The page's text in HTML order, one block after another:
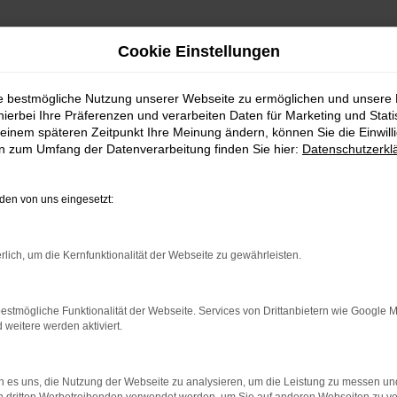
mit Lieferservice nach Schwäbisch Gmünd
Lieferservice nach
Škoda Octavia
Neuwagen die bestmögliche Wahl. Sie profitieren auf
sind natürlich auch die aktuellen Extras und
wurde und auch gegenüber der Konkurrenz punktet.
Schwäbisch Gmünd und Umgebung steigen Sie in ein
und faire Beratung freuen.
Cookie Einstellungen
bestmögliche Nutzung unserer Webseite zu ermöglichen und unsere
Ihre Präferenzen und verarbeiten Daten für Marketing und
späteren Zeitpunkt Ihre Meinung ändern, können Sie die
zum Umfang der Datenverarbeitung finden Sie hier:
von uns eingesetzt:
um die Kernfunktionalität der Webseite zu gewährleisten.
Funktionalität der Webseite. Services von Drittanbietern wie Google
weitere werden aktiviert.
es uns, die Nutzung der Webseite zu analysieren, um die Leistung zu messen